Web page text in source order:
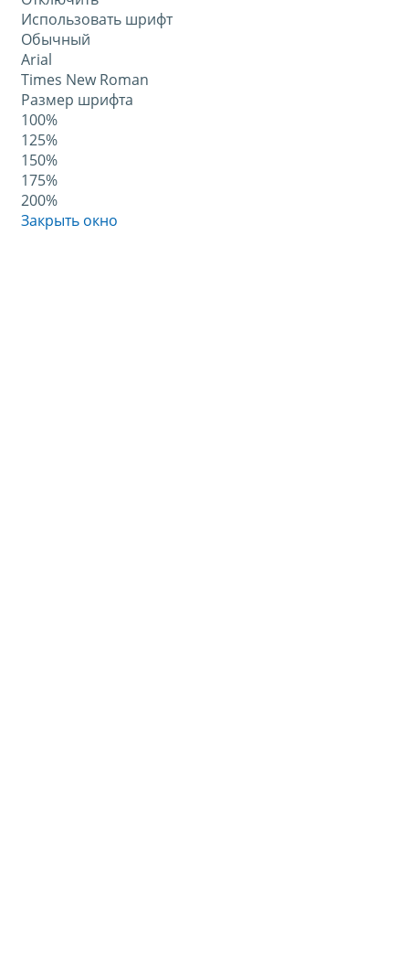
Использовать шрифт
Обычный
Arial
Times New Roman
Размер шрифта
100%
125%
150%
175%
200%
Закрыть окно